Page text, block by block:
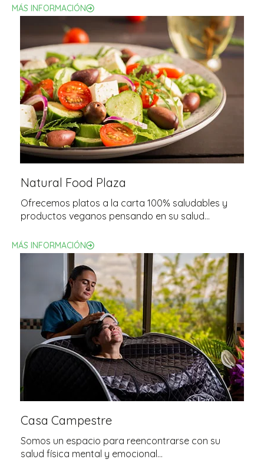
MÁS INFORMACIÓN
Natural Food Plaza
Ofrecemos platos a la carta 100% saludables y
productos veganos pensando en su salud…
MÁS INFORMACIÓN
Casa Campestre
Somos un espacio para reencontrarse con su
salud física mental y emocional…